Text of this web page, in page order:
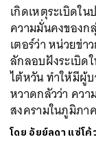
เกิดเหตุระเบิดใ
ความมั่นคงของก
เตอร์ว่า หน่วยข่า
ลักลอบฝังระเบิด
ไต้หวัน ทำให้มีผู้
หวาดกลัวว่า คว
สงครามในภูมิภาค
โดย อัยย์ลดา แซ่โค้